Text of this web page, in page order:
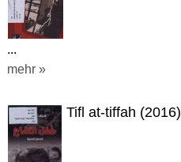
...
mehr »
Tifl at-tiffah (2016)